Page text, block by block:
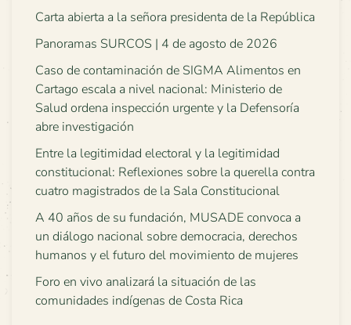
Carta abierta a la señora presidenta de la República
Panoramas SURCOS | 4 de agosto de 2026
Caso de contaminación de SIGMA Alimentos en
Cartago escala a nivel nacional: Ministerio de
Salud ordena inspección urgente y la Defensoría
abre investigación
Entre la legitimidad electoral y la legitimidad
constitucional: Reflexiones sobre la querella contra
cuatro magistrados de la Sala Constitucional
A 40 años de su fundación, MUSADE convoca a
un diálogo nacional sobre democracia, derechos
humanos y el futuro del movimiento de mujeres
Foro en vivo analizará la situación de las
comunidades indígenas de Costa Rica